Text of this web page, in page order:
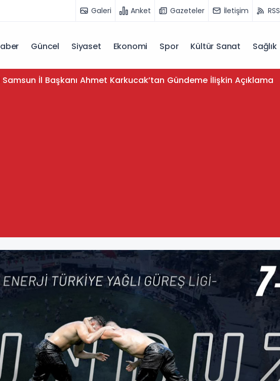
Galeri Anket Gazeteler İletişim RSS
Güncel Siyaset Ekonomi Spor Kültür Sanat Sağlık
İl Başkanı Ahmet Karkucak’tan Gündeme İlişkin Açıklama